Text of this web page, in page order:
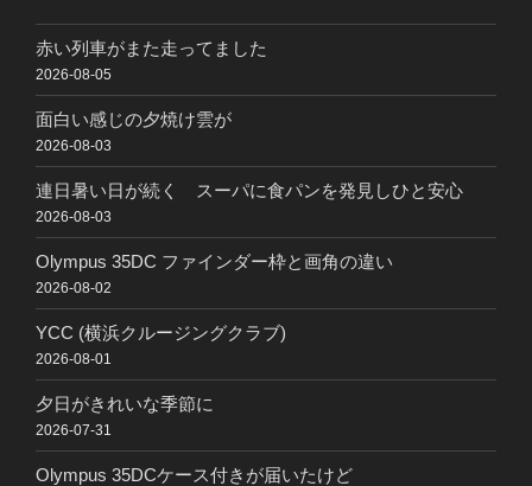
赤い列車がまた走ってました
2026-08-05
面白い感じの夕焼け雲が
2026-08-03
連日暑い日が続く スーパに食パンを発見しひと安心
2026-08-03
Olympus 35DC ファインダー枠と画角の違い
2026-08-02
YCC (横浜クルージングクラブ)
2026-08-01
夕日がきれいな季節に
2026-07-31
Olympus 35DCケース付きが届いたけど